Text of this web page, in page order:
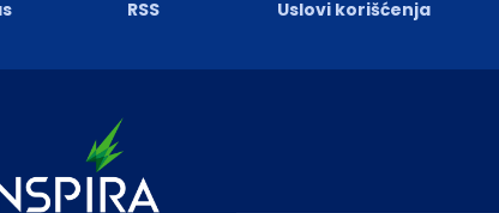
RSS Uslovi korišćenja